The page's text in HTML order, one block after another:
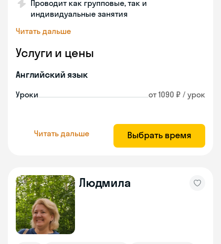
Проводит как групповые, так и
индивидуальные занятия
Читать дальше
Услуги и цены
Английский язык
Уроки от 1090 ₽ / урок
Читать дальше Выбрать время
Людмила